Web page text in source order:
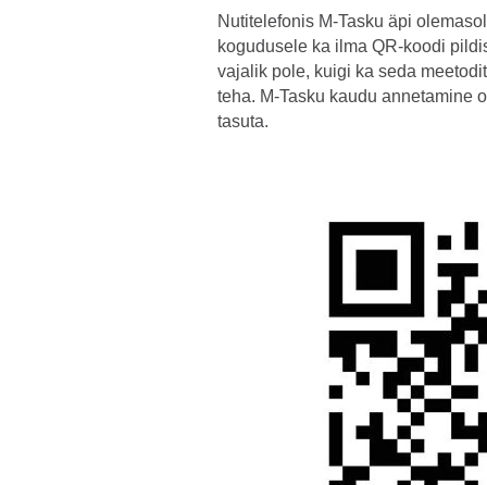
Nutitelefonis M-Tasku äpi
kogudusele ka ilma QR-koodi
vajalik pole, kuigi ka seda
teha. M-Tasku kaudu annetamine
tasuta.